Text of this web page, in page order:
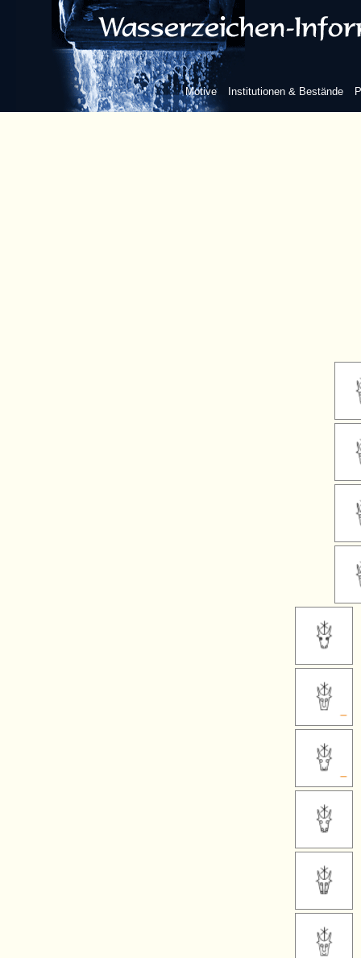
Motive Institutionen & Bestände